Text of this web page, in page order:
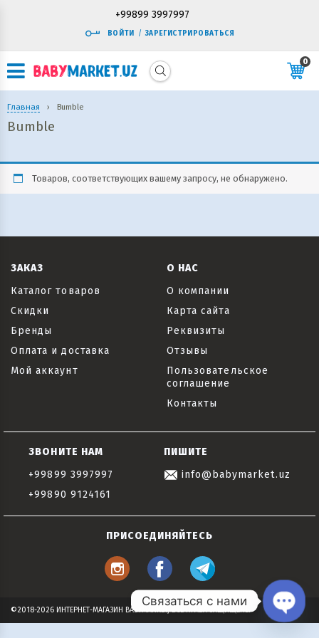
+99899 3997997
ВОЙТИ / ЗАРЕГИСТРИРОВАТЬСЯ
0
Главная › Bumble
Bumble
Товаров, соответствующих вашему запросу, не обнаружено.
ЗАКАЗ
Каталог товаров
Скидки
Бренды
Оплата и доставка
Мой аккаунт
О НАС
О компании
Карта сайта
Реквизиты
Отзывы
Пользовательское
соглашение
Контакты
ЗВОНИТЕ НАМ
+99899 3997997
+99890 9124161
ПИШИТЕ
info@babymarket.uz
ПРИСОЕДИНЯЙТЕСЬ
©2018-2026 ИНТЕРНЕТ-МАГАЗИН BABYMARKET, ВСЕ ПРАВА ЗАЩИЩЕНЫ
Связаться с нами
Open